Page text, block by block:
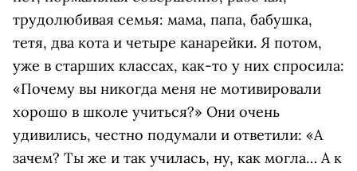
трудолюбивая семья: мама, папа, бабушка,
тетя, два кота и четыре канарейки. Я потом,
уже в старших классах, как-то у них спросила:
«Почему вы никогда меня не мотивировали
хорошо в школе учиться?» Они очень
удивились, честно подумали и ответили: «А
зачем? Ты же и так училась, ну, как могла… А к